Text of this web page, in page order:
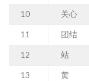
10 关心
11 团结
12 站
13 黄